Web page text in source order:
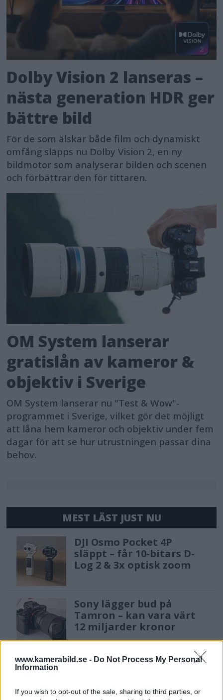
www.kamerabild.se - Do Not Process My Personal
Information
If you wish to opt-out of the sale, sharing to third parties, or
Dolby Vision 2 lanseras –
nästa generation HDR ger
bättre bild
För de som älskar både film och dynamiskt
omfång släpps nu Dolby Vision 2, en ny
bildmotor som analyserar bilden och scenen
och förbättrar den för tittaren.
OM System lanserar
gratislån av kameror &
objektiv i Sverige
OM System lanserar nu "Test & Wow"-
programmet i Sverige, vilket gör det möjligt
att låna hem kameror och objektiv under fem
dagar för att se hur utrustningen passar dina
behov.
MEST LÄST JUST NU
DJI Osmo Pocket 4P
släppt – får 10-bitars D-
Log 2 & 3x optisk zoom
Sony lägger bud på
Tamron – kan vara värt
12 miljarder kronor
F3 Foto – Sveriges nya
Lund & Stockholm